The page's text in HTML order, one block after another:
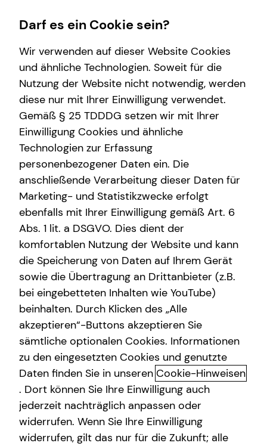
Wissenswertes
Über tecis
Podcast
Interview
Finanzberatung
Investment
Altersvorsorge
Spezialisten-Netzwerk
Service
Kundenportal
Kapitalanlage Immobilien
Steuerliche Vorteile
Marvin Kelle
Interview mit Marvin Kelle
Seit wann bist du schon bei tecis?
Seit 2015
Warum sollte ich mich von dir beraten lassen?
Darf es ein Cookie sein?
Wir verwenden auf dieser Website Cookies
und ähnliche Technologien. Soweit für die
Nutzung der Website nicht notwendig, werden
diese nur mit Ihrer Einwilligung verwendet.
Gemäß § 25 TDDDG setzen wir mit Ihrer
Einwilligung Cookies und ähnliche
Technologien zur Erfassung
personenbezogener Daten ein. Die
anschließende Verarbeitung dieser Daten für
Marketing- und Statistikzwecke erfolgt
ebenfalls mit Ihrer Einwilligung gemäß Art. 6
Abs. 1 lit. a DSGVO. Dies dient der
komfortablen Nutzung der Website und kann
die Speicherung von Daten auf Ihrem Gerät
sowie die Übertragung an Drittanbieter (z.B.
bei eingebetteten Inhalten wie YouTube)
beinhalten. Durch Klicken des „Alle
akzeptieren“-Buttons akzeptieren Sie
sämtliche optionalen Cookies. Informationen
zu den eingesetzten Cookies und genutzte
Daten finden Sie in unseren Cookie-Hinweisen
. Dort können Sie Ihre Einwilligung auch
jederzeit nachträglich anpassen oder
widerrufen. Wenn Sie Ihre Einwilligung
widerrufen, gilt das nur für die Zukunft; alle